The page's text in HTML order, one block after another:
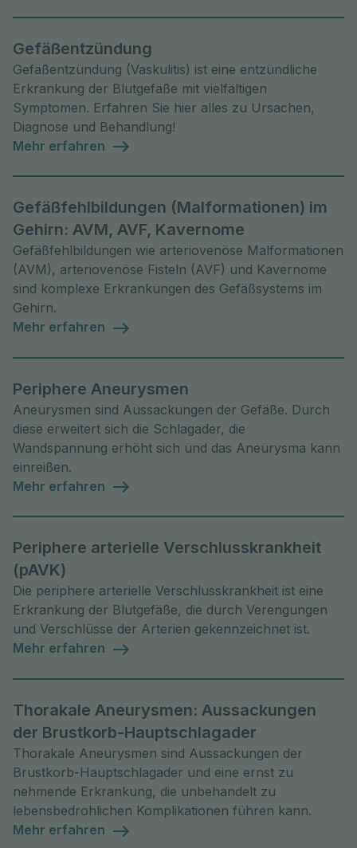
Gefäßentzündung
Gefäßentzündung (Vaskulitis) ist eine entzündliche
Erkrankung der Blutgefäße mit vielfältigen
Symptomen. Erfahren Sie hier alles zu Ursachen,
Diagnose und Behandlung!
Mehr erfahren
Gefäßfehlbildungen (Malformationen) im
Gehirn: AVM, AVF, Kavernome
Gefäßfehlbildungen wie arteriovenöse Malformationen
(AVM), arteriovenöse Fisteln (AVF) und Kavernome
sind komplexe Erkrankungen des Gefäßsystems im
Gehirn.
Mehr erfahren
Periphere Aneurysmen
Aneurysmen sind Aussackungen der Gefäße. Durch
diese erweitert sich die Schlagader, die
Wandspannung erhöht sich und das Aneurysma kann
einreißen.
Mehr erfahren
Periphere arterielle Verschlusskrankheit
(pAVK)
Die periphere arterielle Verschlusskrankheit ist eine
Erkrankung der Blutgefäße, die durch Verengungen
und Verschlüsse der Arterien gekennzeichnet ist.
Mehr erfahren
Thorakale Aneurysmen: Aussackungen
der Brustkorb-Hauptschlagader
Thorakale Aneurysmen sind Aussackungen der
Brustkorb-Hauptschlagader und eine ernst zu
nehmende Erkrankung, die unbehandelt zu
lebensbedrohlichen Komplikationen führen kann.
Mehr erfahren